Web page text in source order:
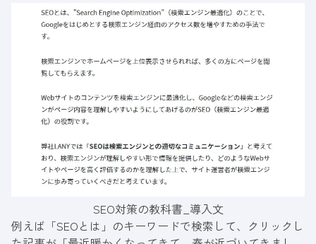
SEO対策の教科書_導入文
例えば「SEOとは」のキーワードで検索して、クリックし